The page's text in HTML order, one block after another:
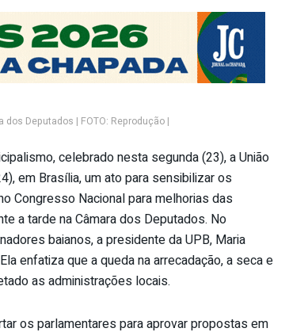
Deputados | FOTO: Reprodução |
celebrado nesta segunda (23), a União
em Brasília, um ato para sensibilizar os
Congresso Nacional para melhorias das
a tarde na Câmara dos Deputados. No
baianos, a presidente da UPB, Maria
enfatiza que a queda na arrecadação, a seca e
as administrações locais.
os parlamentares para aprovar propostas em